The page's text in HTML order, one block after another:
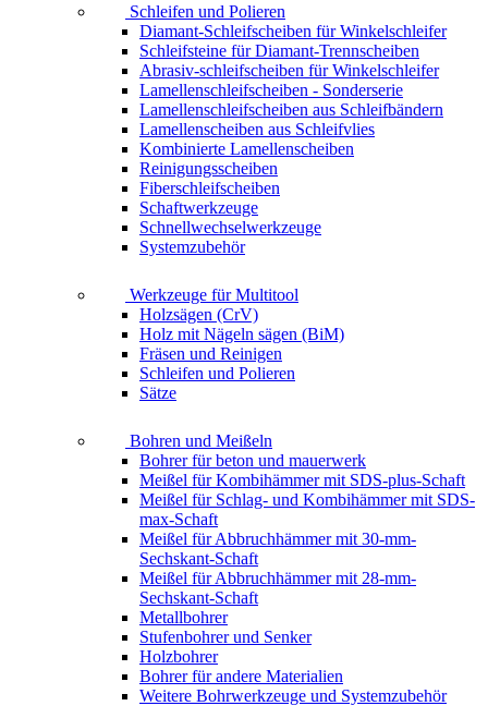
Schleifen und Polieren
Diamant-Schleifscheiben für Winkelschleifer
Schleifsteine für Diamant-Trennscheiben
Abrasiv-schleifscheiben für Winkelschleifer
Lamellenschleifscheiben - Sonderserie
Lamellenschleifscheiben aus Schleifbändern
Lamellenscheiben aus Schleifvlies
Kombinierte Lamellenscheiben
Reinigungsscheiben
Fiberschleifscheiben
Schaftwerkzeuge
Schnellwechselwerkzeuge
Systemzubehör
Werkzeuge für Multitool
Holzsägen (CrV)
Holz mit Nägeln sägen (BiM)
Fräsen und Reinigen
Schleifen und Polieren
Sätze
Bohren und Meißeln
Bohrer für beton und mauerwerk
Meißel für Kombihämmer mit SDS-plus-Schaft
Meißel für Schlag- und Kombihämmer mit SDS-
max-Schaft
Meißel für Abbruchhämmer mit 30-mm-
Sechskant-Schaft
Meißel für Abbruchhämmer mit 28-mm-
Sechskant-Schaft
Metallbohrer
Stufenbohrer und Senker
Holzbohrer
Bohrer für andere Materialien
Weitere Bohrwerkzeuge und Systemzubehör